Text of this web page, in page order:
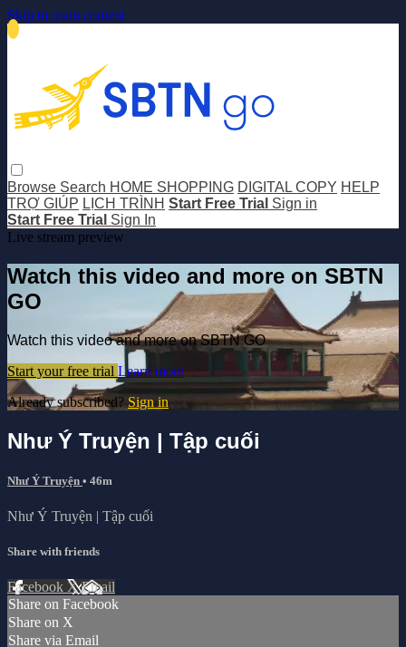
Skip to main content
Browse Search HOME SHOPPING DIGITAL COPY HELP
TRỢ GIÚP LỊCH TRÌNH Start Free Trial Sign in
Start Free Trial Sign In
Live stream preview
Watch this video and more on SBTN
GO
Watch this video and more on SBTN GO
Start your free trial Learn more
Already subscribed? Sign in
Như Ý Truyện | Tập cuối
Như Ý Truyện • 46m
Như Ý Truyện | Tập cuối
Share with friends
Facebook XEmail
Share on Facebook
Share on X
Share via Email